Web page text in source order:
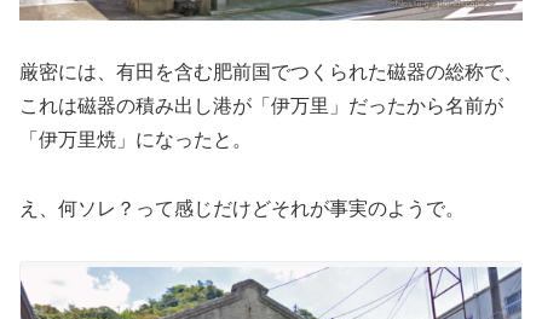
厳密には、有田を含む肥前国でつくられた磁器の総称で、
これは磁器の積み出し港が「伊万里」だったから名前が
「伊万里焼」になったと。
え、何ソレ？って感じだけどそれが事実のようで。